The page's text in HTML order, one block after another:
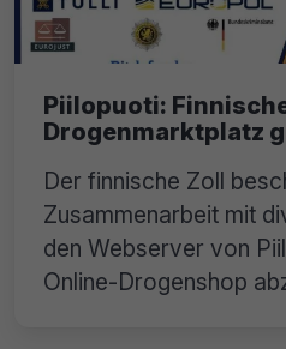
Piilopuoti:
Drogenmarktplatz
Der finnische Zoll
Zusammenarbeit mit
den Webserver von
Online-Drogenshop